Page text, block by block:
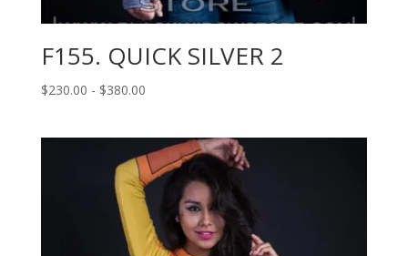
F155. QUICK SILVER 2
$230.00 - $380.00Rango
desde
$230.00
hasta
$380.00